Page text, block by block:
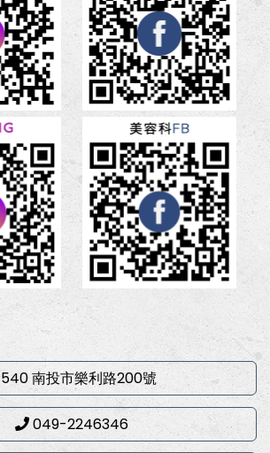
540 南投市樂利路200號
049-2246346